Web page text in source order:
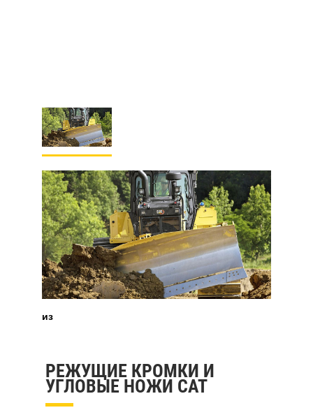
из
РЕЖУЩИЕ КРОМКИ И
УГЛОВЫЕ НОЖИ CAT